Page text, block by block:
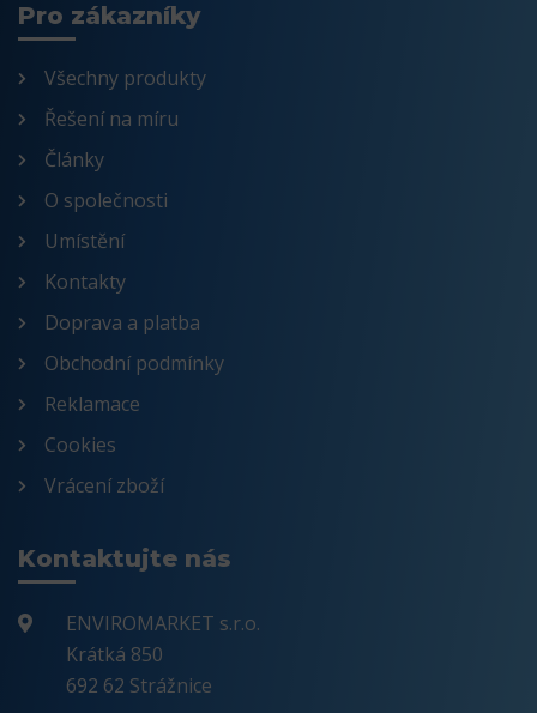
Pro zákazníky
Všechny produkty
Řešení na míru
Články
O společnosti
Umístění
Kontakty
Doprava a platba
Obchodní podmínky
Reklamace
Cookies
Vrácení zboží
Kontaktujte nás
ENVIROMARKET s.r.o.
Krátká 850
692 62 Strážnice